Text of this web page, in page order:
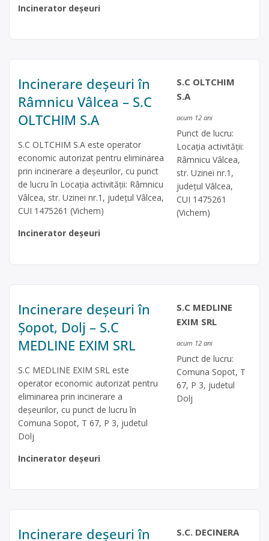
Incinerator deșeuri
Incinerare deșeuri în
Râmnicu Vâlcea – S.C
OLTCHIM S.A
S.C OLTCHIM S.A este operator
economic autorizat pentru eliminarea
prin incinerare a deşeurilor, cu punct
de lucru în Locaţia activităţii: Râmnicu
Vâlcea, str. Uzinei nr.1, judeţul Vâlcea,
CUI 1475261 (Vichem)
Incinerator deșeuri
S.C OLTCHIM
S.A
acum 12 ani
Punct de lucru:
Locaţia activităţii:
Râmnicu Vâlcea,
str. Uzinei nr.1,
judeţul Vâlcea,
CUI 1475261
(Vichem)
Incinerare deșeuri în
Șopot, Dolj – S.C
MEDLINE EXIM SRL
S.C MEDLINE EXIM SRL este
operator economic autorizat pentru
eliminarea prin incinerare a
deşeurilor, cu punct de lucru în
Comuna Sopot, T 67, P 3, judetul
Dolj
Incinerator deșeuri
S.C MEDLINE
EXIM SRL
acum 12 ani
Punct de lucru:
Comuna Sopot, T
67, P 3, judetul
Dolj
Incinerare deșeuri în
S.C. DECINERA